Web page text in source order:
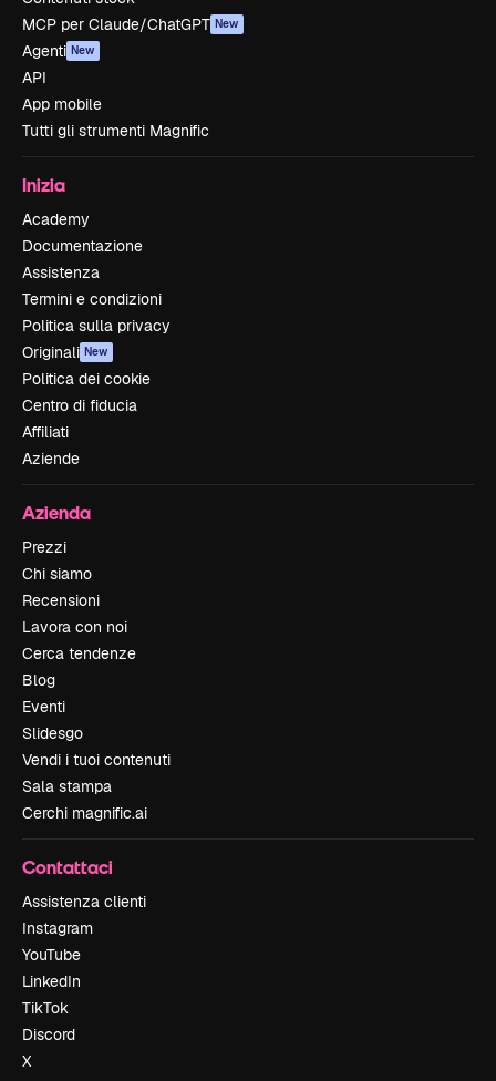
MCP per Claude/ChatGPT New
Agenti New
API
App mobile
Tutti gli strumenti Magnific
Inizia
Academy
Documentazione
Assistenza
Termini e condizioni
Politica sulla privacy
Originali New
Politica dei cookie
Centro di fiducia
Affiliati
Aziende
Azienda
Prezzi
Chi siamo
Recensioni
Lavora con noi
Cerca tendenze
Blog
Eventi
Slidesgo
Vendi i tuoi contenuti
Sala stampa
Cerchi magnific.ai
Contattaci
Assistenza clienti
Instagram
YouTube
LinkedIn
TikTok
Discord
X